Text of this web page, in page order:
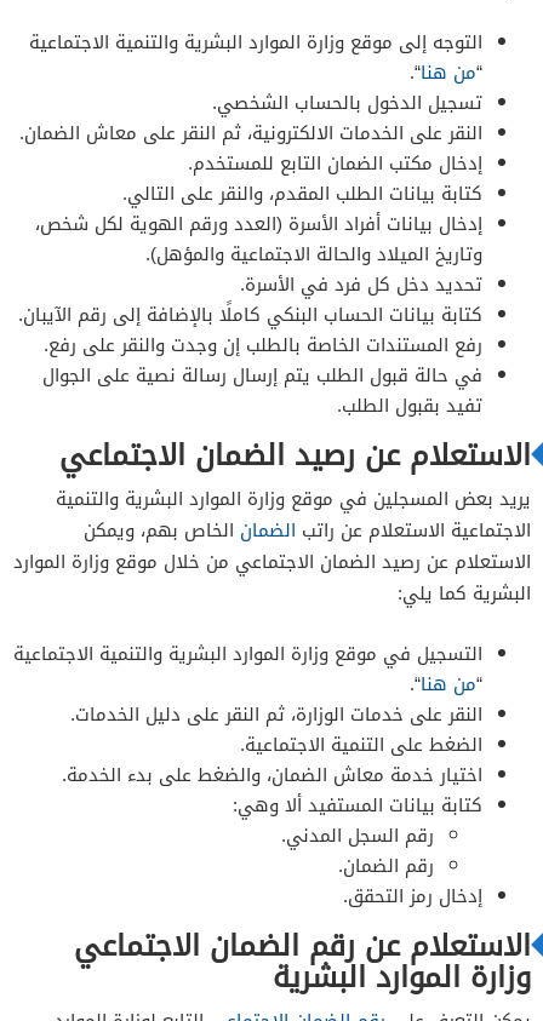
التوجه إلى موقع وزارة الموارد البشرية والتنمية الاجتماعية
“من هنا“.
تسجيل الدخول بالحساب الشخصي.
النقر على الخدمات الالكترونية، ثم النقر على معاش الضمان.
إدخال مكتب الضمان التابع للمستخدم.
كتابة بيانات الطلب المقدم، والنقر على التالي.
إدخال بيانات أفراد الأسرة (العدد ورقم الهوية لكل شخص،
وتاريخ الميلاد والحالة الاجتماعية والمؤهل).
تحديد دخل كل فرد في الأسرة.
كتابة بيانات الحساب البنكي كاملًا بالإضافة إلى رقم الآيبان.
رفع المستندات الخاصة بالطلب إن وجدت والنقر على رفع.
في حالة قبول الطلب يتم إرسال رسالة نصية على الجوال
تفيد بقبول الطلب.
الاستعلام عن رصيد الضمان الاجتماعي
يريد بعض المسجلين في موقع وزارة الموارد البشرية والتنمية
الاجتماعية الاستعلام عن راتب الضمان الخاص بهم، ويمكن
الاستعلام عن رصيد الضمان الاجتماعي من خلال موقع وزارة الموارد
البشرية كما يلي:
التسجيل في موقع وزارة الموارد البشرية والتنمية الاجتماعية
“من هنا“.
النقر على خدمات الوزارة، ثم النقر على دليل الخدمات.
الضغط على التنمية الاجتماعية.
اختيار خدمة معاش الضمان، والضغط على بدء الخدمة.
كتابة بيانات المستفيد ألا وهي:
رقم السجل المدني.
رقم الضمان.
إدخال رمز التحقق.
الاستعلام عن رقم الضمان الاجتماعي
وزارة الموارد البشرية